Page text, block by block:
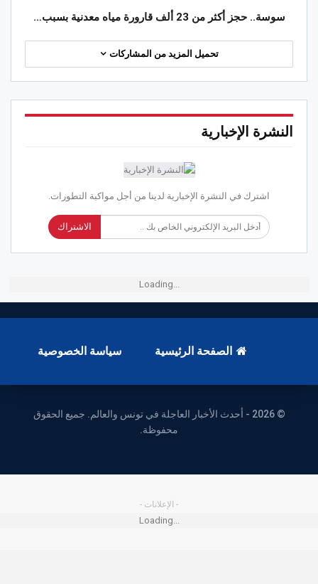
سوسة.. حجز أكثر من 23 ألف قارورة مياه معدنية بسبب…
تحميل المزيد من المشاركات
النشرة الإخبارية
اشترك في النشرة الإخبارية لدينا من أجل مواكبة التطورات.
الاشتراك
Loading...
الصفحة الرئيسية سياسة الخصوصية
© 2026 - أحدث الأخبار العاجلة في تونس والعالم. جميع الحقوق
محفوظة.
- الإعلانات -
Loading...